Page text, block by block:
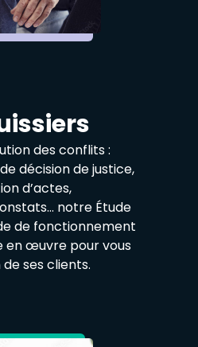
des conflits :
décision de justice,
d’actes,
notre Étude
de fonctionnement
en œuvre pour vous
ses clients.